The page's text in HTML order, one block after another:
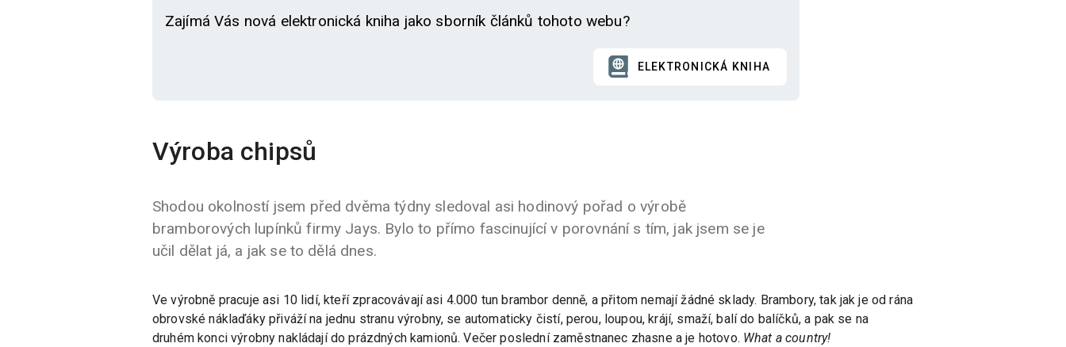
Zajímá Vás nová elektronická kniha jako sborník článků tohoto webu?
ELEKTRONICKÁ KNIHA
Výroba chipsů
Shodou okolností jsem před dvěma týdny sledoval asi hodinový pořad o výrobě
bramborových lupínků firmy Jays. Bylo to přímo fascinující v porovnání s tím, jak jsem se je
učil dělat já, a jak se to dělá dnes.
Ve výrobně pracuje asi 10 lidí, kteří zpracovávají asi 4.000 tun brambor denně, a přitom nemají žádné sklady. Brambory, tak jak je od rána
obrovské náklaďáky přiváží na jednu stranu výrobny, se automaticky čistí, perou, loupou, krájí, smaží, balí do balíčků, a pak se na
druhém konci výrobny nakládají do prázdných kamionů. Večer poslední zaměstnanec zhasne a je hotovo. What a country!